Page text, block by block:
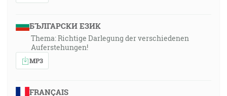
БЪЛГАРСКИ ЕЗИК
Thema: Richtige Darlegung der verschiedenen
Auferstehungen!
MP3
FRANÇAIS